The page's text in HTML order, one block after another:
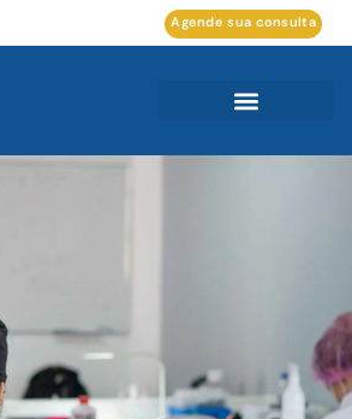
Agende sua consulta